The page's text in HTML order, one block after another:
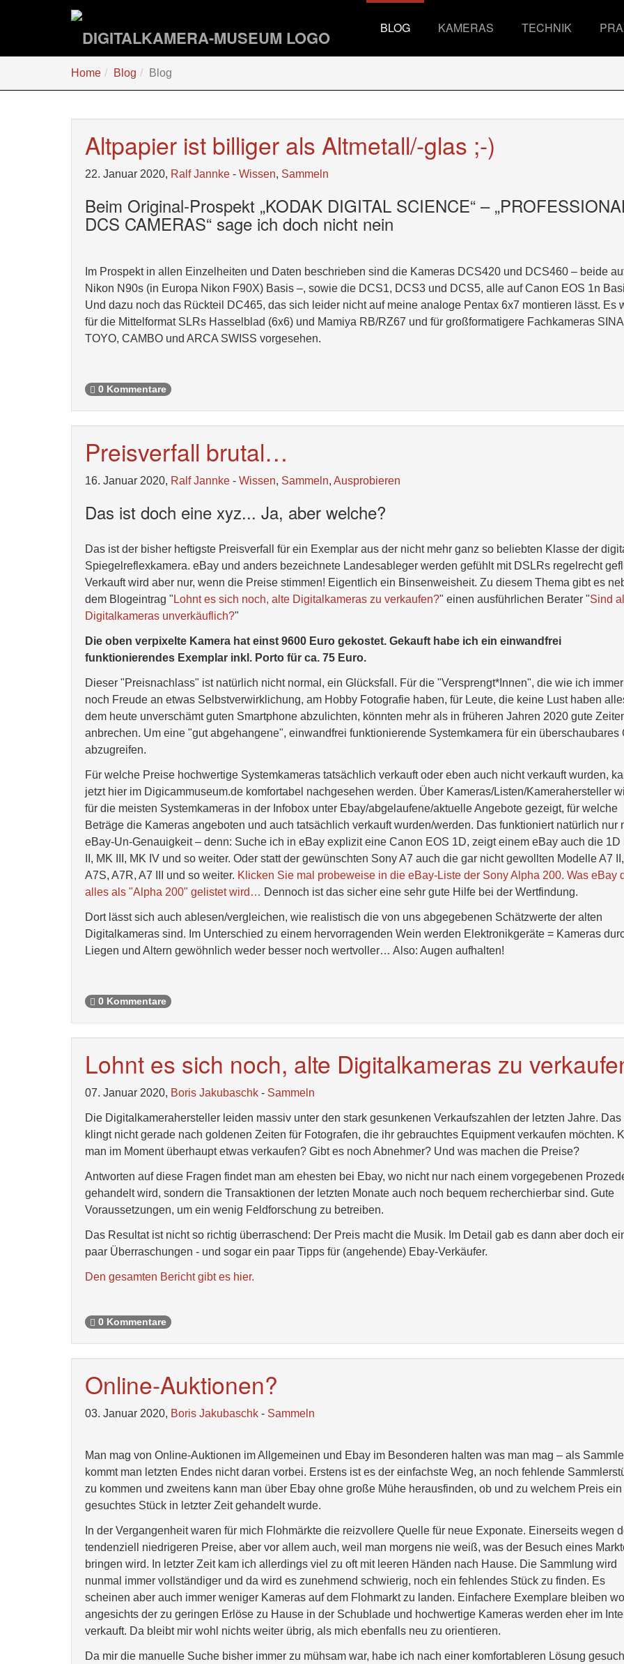
BLOG KAMERAS TECHNIK
sind
Home Blog Blog
Altpapier ist billiger als Altmetall/-glas ;-)
22. Januar 2020, Ralf Jannke - Wissen, Sammeln
Beim Original-Prospekt „KODAK DIGITAL SCIENCE“ –
DCS CAMERAS“ sage ich doch nicht nein
Im Prospekt in allen Einzelheiten und Daten beschrieben sind die Kameras DCS420 und DCS460 – beide
Nikon N90s (in Europa Nikon F90X) Basis –, sowie die DCS1, DCS3 und DCS5, alle auf Canon EOS 1n
Und dazu noch das Rückteil DC465, das sich leider nicht auf meine analoge Pentax 6x7 montieren lässt. Es
für die Mittelformat SLRs Hasselblad (6x6) und Mamiya RB/RZ67 und für großformatigere Fachkameras
TOYO, CAMBO und ARCA SWISS vorgesehen.
0 Kommentare
Preisverfall brutal…
16. Januar 2020, Ralf Jannke - Wissen, Sammeln, Ausprobieren
Das ist doch eine xyz... Ja, aber welche?
Das ist der bisher heftigste Preisverfall für ein Exemplar aus der nicht mehr ganz so beliebten Klasse der
Spiegelreflexkamera. eBay und anders bezeichnete Landesableger werden gefühlt mit DSLRs regelrecht
Verkauft wird aber nur, wenn die Preise stimmen! Eigentlich ein Binsenweisheit. Zu diesem Thema gibt es
dem Blogeintrag " Lohnt es sich noch, alte Digitalkameras zu verkaufen?" einen ausführlichen Berater "Sind
Digitalkameras unverkäuflich?"
Die oben verpixelte Kamera hat einst 9600 Euro gekostet. Gekauft habe ich ein einwandfrei
funktionierendes Exemplar inkl. Porto für ca. 75 Euro.
Dieser "Preisnachlass" ist natürlich nicht normal, ein Glücksfall. Für die "Versprengt*Innen", die wie ich immer
noch Freude an etwas Selbstverwirklichung, am Hobby Fotografie haben, für Leute, die keine Lust haben
dem heute unverschämt guten Smartphone abzulichten, könnten mehr als in früheren Jahren 2020 gute
anbrechen. Um eine "gut abgehangene", einwandfrei funktionierende Systemkamera für ein überschaubares
abzugreifen.
Für welche Preise hochwertige Systemkameras tatsächlich verkauft oder eben auch nicht verkauft wurden,
jetzt hier im Digicammuseum.de komfortabel nachgesehen werden. Über Kameras/Listen/Kamerahersteller
für die meisten Systemkameras in der Infobox unter Ebay/abgelaufene/aktuelle Angebote gezeigt, für welche
Beträge die Kameras angeboten und auch tatsächlich verkauft wurden/werden. Das funktioniert natürlich nur
eBay-Un-Genauigkeit – denn: Suche ich in eBay explizit eine Canon EOS 1D, zeigt einem eBay auch die 1D
II, MK III, MK IV und so weiter. Oder statt der gewünschten Sony A7 auch die gar nicht gewollten Modelle A7 II,
A7S, A7R, A7 III und so weiter. Klicken Sie mal probeweise in die eBay-Liste der Sony Alpha 200. Was eBay
alles als "Alpha 200" gelistet wird… Dennoch ist das sicher eine sehr gute Hilfe bei der Wertfindung.
Dort lässt sich auch ablesen/vergleichen, wie realistisch die von uns abgegebenen Schätzwerte der alten
Digitalkameras sind. Im Unterschied zu einem hervorragenden Wein werden Elektronikgeräte = Kameras
Liegen und Altern gewöhnlich weder besser noch wertvoller… Also: Augen aufhalten!
0 Kommentare
Lohnt es sich noch, alte Digitalkameras zu
07. Januar 2020, Boris Jakubaschk - Sammeln
Die Digitalkamerahersteller leiden massiv unter den stark gesunkenen Verkaufszahlen der letzten Jahre. Das
klingt nicht gerade nach goldenen Zeiten für Fotografen, die ihr gebrauchtes Equipment verkaufen möchten.
man im Moment überhaupt etwas verkaufen? Gibt es noch Abnehmer? Und was machen die Preise?
Antworten auf diese Fragen findet man am ehesten bei Ebay, wo nicht nur nach einem vorgegebenen
gehandelt wird, sondern die Transaktionen der letzten Monate auch noch bequem recherchierbar sind. Gute
Voraussetzungen, um ein wenig Feldforschung zu betreiben.
Das Resultat ist nicht so richtig überraschend: Der Preis macht die Musik. Im Detail gab es dann aber doch
paar Überraschungen - und sogar ein paar Tipps für (angehende) Ebay-Verkäufer.
Den gesamten Bericht gibt es hier.
0 Kommentare
Online-Auktionen?
03. Januar 2020, Boris Jakubaschk - Sammeln
Man mag von Online-Auktionen im Allgemeinen und Ebay im Besonderen halten was man mag – als
kommt man letzten Endes nicht daran vorbei. Erstens ist es der einfachste Weg, an noch fehlende
zu kommen und zweitens kann man über Ebay ohne große Mühe herausfinden, ob und zu welchem Preis ein
gesuchtes Stück in letzter Zeit gehandelt wurde.
In der Vergangenheit waren für mich Flohmärkte die reizvollere Quelle für neue Exponate. Einerseits wegen
tendenziell niedrigeren Preise, aber vor allem auch, weil man morgens nie weiß, was der Besuch eines
bringen wird. In letzter Zeit kam ich allerdings viel zu oft mit leeren Händen nach Hause. Die Sammlung wird
nunmal immer vollständiger und da wird es zunehmend schwierig, noch ein fehlendes Stück zu finden. Es
scheinen aber auch immer weniger Kameras auf dem Flohmarkt zu landen. Einfachere Exemplare bleiben
angesichts der zu geringen Erlöse zu Hause in der Schublade und hochwertige Kameras werden eher im
verkauft. Da bleibt mir wohl nichts weiter übrig, als mich ebenfalls neu zu orientieren.
Da mir die manuelle Suche bisher immer zu mühsam war, habe ich nach einer komfortableren Lösung